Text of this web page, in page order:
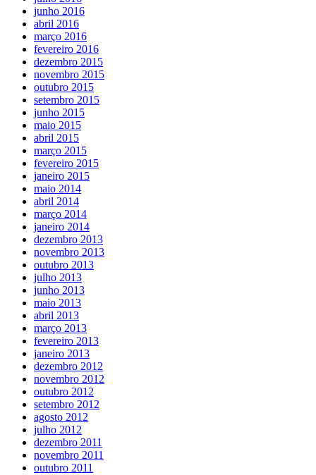
junho 2016
abril 2016
março 2016
fevereiro 2016
dezembro 2015
novembro 2015
outubro 2015
setembro 2015
junho 2015
maio 2015
abril 2015
março 2015
fevereiro 2015
janeiro 2015
maio 2014
abril 2014
março 2014
janeiro 2014
dezembro 2013
novembro 2013
outubro 2013
julho 2013
junho 2013
maio 2013
abril 2013
março 2013
fevereiro 2013
janeiro 2013
dezembro 2012
novembro 2012
outubro 2012
setembro 2012
agosto 2012
julho 2012
dezembro 2011
novembro 2011
outubro 2011